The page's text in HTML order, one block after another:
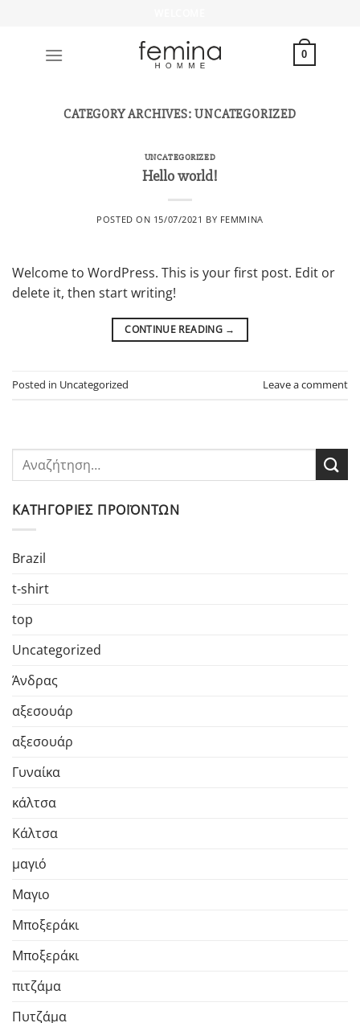
περιεχόμενο
0
CATEGORY ARCHIVES:UNCATEGORIZED
UNCATEGORIZED
Hello world!
POSTED ON 15/07/2021 BY FEMMINA
Welcome to WordPress. This is your first post. Edit or
delete it, then start writing!
CONTINUE READING →
Posted in Uncategorized Leave a comment
ΚΑΤΗΓΟΡΊΕΣ ΠΡΟΪΌΝΤΩΝ
Brazil
t-shirt
top
Uncategorized
Άνδρας
αξεσουάρ
αξεσουάρ
Γυναίκα
κάλτσα
Κάλτσα
μαγιό
Μαγιο
Μποξεράκι
Μποξεράκι
πιτζάμα
Πυτζάμα